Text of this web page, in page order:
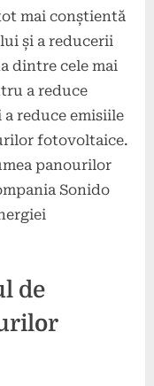
mai conștientă
și a reducerii
dintre cele mai
a reduce
reduce emisiile
fotovoltaice.
panourilor
Sonido
de